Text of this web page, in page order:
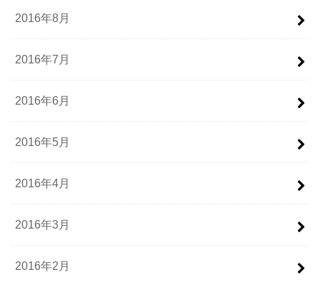
2016年8月
2016年7月
2016年6月
2016年5月
2016年4月
2016年3月
2016年2月